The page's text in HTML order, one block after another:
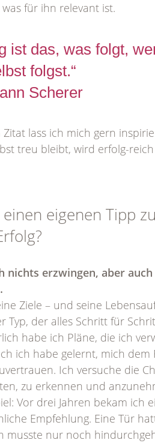
für ihn relevant ist.
ist das, was folgt,
folgst.“
Scherer
Zitat lass ich mich gern
treu bleibt, wird erfolg-
eigenen Tipp
nichts erzwingen, aber
Ziele – und seine
Typ, der alles Schritt für
habe ich Pläne, die ich
ich habe gelernt, mich dem
Ich versuche die
zu erkennen und
Vor drei Jahren bekam ich
Empfehlung. Eine Tür
musste nur noch